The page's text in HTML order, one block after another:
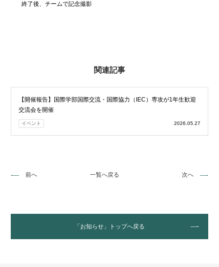
終了後、チームで記念撮影
関連記事
【開催報告】国際学部国際交流・国際協力（IEC）専攻が1年生歓迎
交流会を開催
イベント 2026.05.27
前へ 一覧へ戻る 次へ
「お知らせ」トップへ戻る